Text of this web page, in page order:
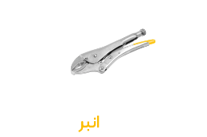
انبر